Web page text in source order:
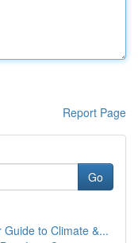
Report Page
Go
Guide to Climate &...